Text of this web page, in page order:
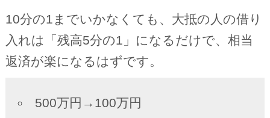
10分の1までいかなくても、大抵の人の借り
入れは「残高5分の1」になるだけで、相当
返済が楽になるはずです。
500万円→100万円